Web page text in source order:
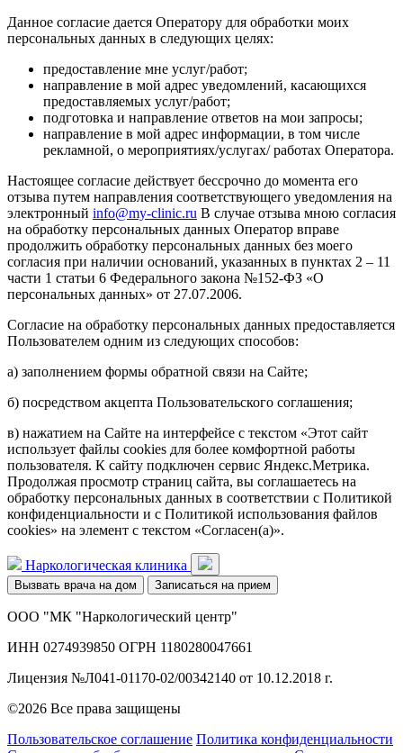
Данное согласие дается Оператору для обработки моих
персональных данных в следующих целях:
предоставление мне услуг/работ;
направление в мой адрес уведомлений, касающихся
предоставляемых услуг/работ;
подготовка и направление ответов на мои запросы;
направление в мой адрес информации, в том числе
рекламной, о мероприятиях/услугах/ работах Оператора.
Настоящее согласие действует бессрочно до момента его
отзыва путем направления соответствующего уведомления на
электронный info@my-clinic.ru В случае отзыва мною согласия
на обработку персональных данных Оператор вправе
продолжить обработку персональных данных без моего
согласия при наличии оснований, указанных в пунктах 2 – 11
части 1 статьи 6 Федерального закона №152-ФЗ «О
персональных данных» от 27.07.2006.
Согласие на обработку персональных данных предоставляется
Пользователем одним из следующих способов:
а) заполнением формы обратной связи на Сайте;
б) посредством акцепта Пользовательского соглашения;
в) нажатием на Сайте на интерфейсе с текстом «Этот сайт
использует файлы cookies для более комфортной работы
пользователя. К сайту подключен сервис Яндекс.Метрика.
Продолжая просмотр страниц сайта, вы соглашаетесь на
обработку персональных данных в соответствии с Политикой
конфиденциальности и с Политикой использования файлов
cookies» на элемент с текстом «Согласен(а)».
Наркологическая клиника
Вызвать врача на дом Записаться на прием
ООО "МК "Наркологический центр"
ИНН 0274939850 ОГРН 1180280047661
Лицензия №Л041-01170-02/00342140 от 10.12.2018 г.
©2026 Все права защищены
Пользовательское соглашение Политика конфиденциальности